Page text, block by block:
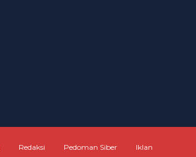
Redaksi Pedoman Siber Iklan